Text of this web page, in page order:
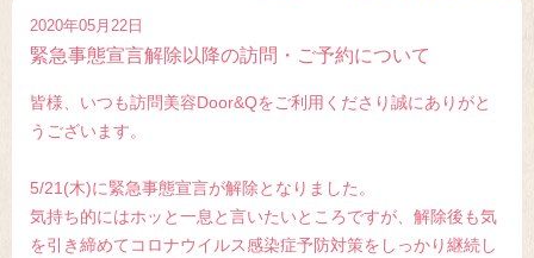
2020年05月22日
緊急事態宣言解除以降の訪問・ご予約について
皆様、いつも訪問美容Door&Qをご利用くださり誠にありがと
うございます。
5/21(木)に緊急事態宣言が解除となりました。
気持ち的にはホッと一息と言いたいところですが、解除後も気
を引き締めてコロナウイルス感染症予防対策をしっかり継続し